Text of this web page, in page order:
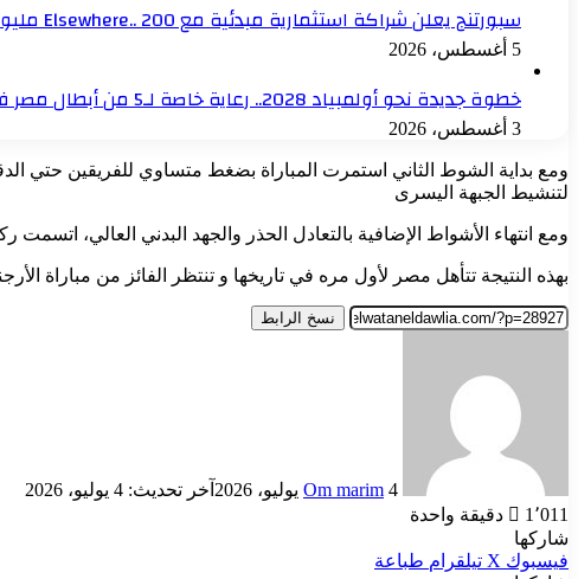
سبورتنج يعلن شراكة استثمارية مبدئية مع Elsewhere.. 200 مليون جنيه للنادي خلال عام
5 أغسطس، 2026
خطوة جديدة نحو أولمبياد 2028.. رعاية خاصة لـ5 من أبطال مصر في الألعاب الفردية
3 أغسطس، 2026
لتنشيط الجبهة اليسرى
ومع انتهاء الأشواط الإضافية بالتعادل الحذر والجهد البدني العالي،
بهذه النتيجة تتأهل مصر لأول مره في تاريخها و تنتظر الفائز من مباراة
نسخ الرابط
Om marim 4 يوليو، 2026
آخر تحديث: 4 يوليو، 2026
1٬011
دقيقة واحدة
شاركها
فيسبوك ‫X تيلقرام طباعة